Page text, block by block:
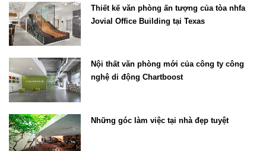
Thiết kế văn phòng ấn tượng của tòa nhfa
Jovial Office Building tại Texas
Nội thất văn phòng mới của công ty công
nghệ di động Chartboost
Những góc làm việc tại nhà đẹp tuyệt